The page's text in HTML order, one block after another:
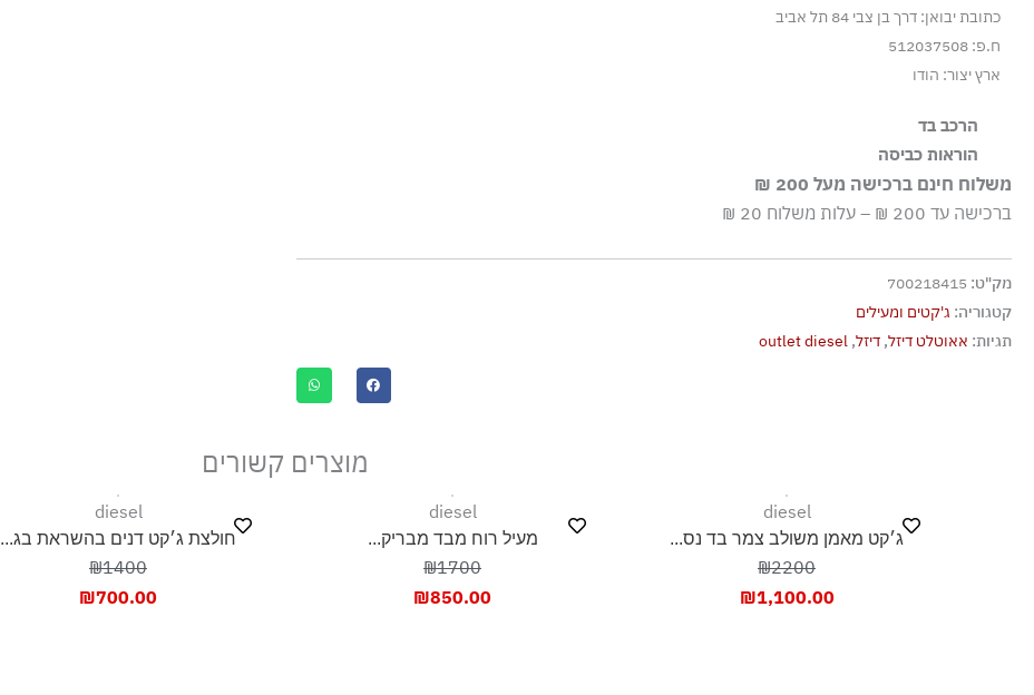
כתובת יבואן: דרך בן צבי 84 תל אביב
ח.פ: 512037508
ארץ יצור: הודו
הרכב בד
100% כותנה, ניגוד: 55% כותנה 45% פוליאסטר, ריב: 98% פוליאסטר 2% אלסטן-ספנדקס
הוראות כביסה
כביסה עדינה במכונה עד-30°C
ללא חומרי הלבנה, ללא השריה
גיהוץ בחום נמוך
אסור לנקות בניקוי יבש
אסור לייבש במכונת ייבוש
ייבוש בצל, בפריסה
משלוח חינם ברכישה מעל 200 ₪
ברכישה עד 200 ₪ – עלות משלוח 20 ₪
מק"ט: 700218415
קטגוריה: ג'קטים ומעילים
תגיות: אאוטלט דיזל, דיזל,
outlet diesel
מוצרים קשורים
diesel
ג׳קט מאמן משולב צמר בד נס...
₪2200
₪1,100.00
diesel
מעיל רוח מבד מבריק...
₪1700
₪850.00
diesel
חולצת ג׳קט דנים בהשראת בג...
₪1400
₪700.00